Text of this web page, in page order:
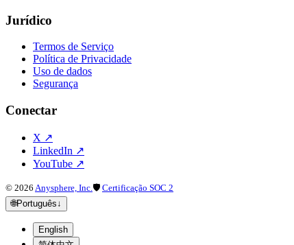
Jurídico
Termos de Serviço
Política de Privacidade
Uso de dados
Segurança
Conectar
X ↗
LinkedIn ↗
YouTube ↗
© 2026 Anysphere, Inc. 🛡 Certificação SOC 2
🌐Português↓
English